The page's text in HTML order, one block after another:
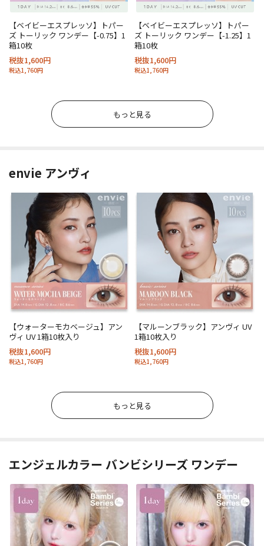
【ベイビーエスプレッソ】トパー
ズ トーリック ワンデー【-0.75】1
箱10枚
税抜1,600円
税込1,760円
【ベイビーエスプレッソ】トパー
ズ トーリック ワンデー【-1.25】1
箱10枚
税抜1,600円
税込1,760円
もっと見る
envie アンヴィ
【ウォーターモカベージュ】アン
ヴィ UV 1箱10枚入り
税抜1,600円
税込1,760円
【マルーンブラック】アンヴィ UV
1箱10枚入り
税抜1,600円
税込1,760円
もっと見る
エンジェルカラー バンビシリーズ ワンデー